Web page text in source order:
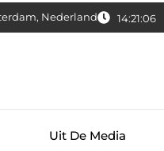
Nederland 14:21:07
Uit De Media